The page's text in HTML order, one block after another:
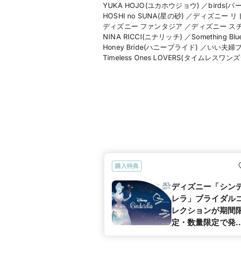
YUKA HOJO(ユカホウジョウ) ／birds(バ
HOSHI no SUNA(星の砂) ／ディズニー リ
ディズニー ファンタジア ／ディズニー
NINA RICCI(ニナリッチ) ／Something
Honey Bride(ハニーブライド) ／いい夫婦
Timeless Ones LOVERS(タイムレスワン
購入特典
ディズニー「シン
レラ」ブライダル
レクションが期間
定・数量限定で発